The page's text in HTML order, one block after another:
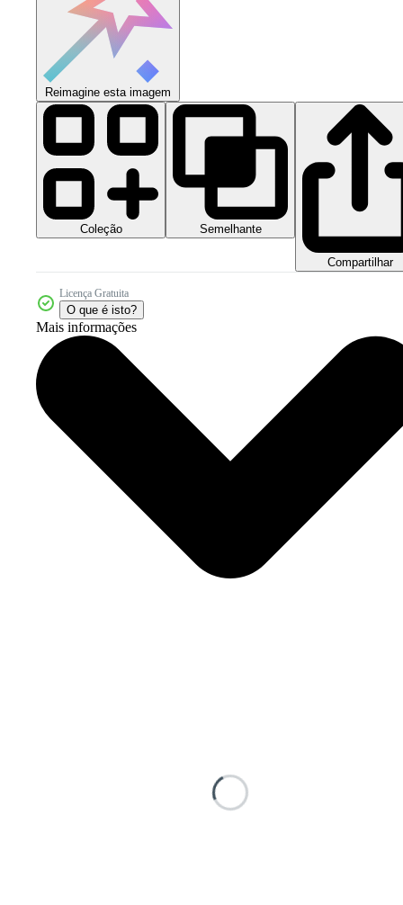
Reimagine esta imagem
Coleção Semelhante
Compartilhar
Licença Gratuita
O que é isto?
Mais informações